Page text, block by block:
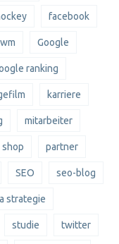
facebook
Google
ranking
karriere
mitarbeiter
partner
SEO seo-blog
strategie
studie twitter